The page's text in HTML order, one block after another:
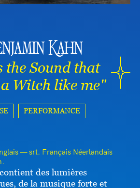
Kahn
the Sound that
Witch like me"
PERFORMANCE
— srt. Français Néerlandais
des lumières
de la musique forte et